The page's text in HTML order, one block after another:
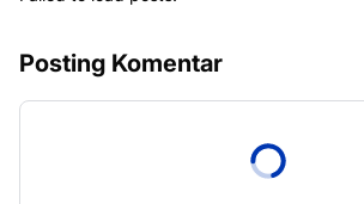
Posting Komentar